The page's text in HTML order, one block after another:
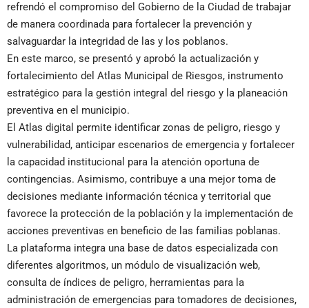
refrendó el compromiso del Gobierno de la Ciudad de trabajar
de manera coordinada para fortalecer la prevención y
salvaguardar la integridad de las y los poblanos.
En este marco, se presentó y aprobó la actualización y
fortalecimiento del Atlas Municipal de Riesgos, instrumento
estratégico para la gestión integral del riesgo y la planeación
preventiva en el municipio.
El Atlas digital permite identificar zonas de peligro, riesgo y
vulnerabilidad, anticipar escenarios de emergencia y fortalecer
la capacidad institucional para la atención oportuna de
contingencias. Asimismo, contribuye a una mejor toma de
decisiones mediante información técnica y territorial que
favorece la protección de la población y la implementación de
acciones preventivas en beneficio de las familias poblanas.
La plataforma integra una base de datos especializada con
diferentes algoritmos, un módulo de visualización web,
consulta de índices de peligro, herramientas para la
administración de emergencias para tomadores de decisiones,